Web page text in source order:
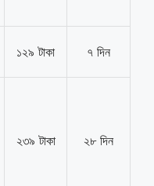
১২৯ টাকা ৭ দিন
২৩৯ টাকা ২৮ দিন